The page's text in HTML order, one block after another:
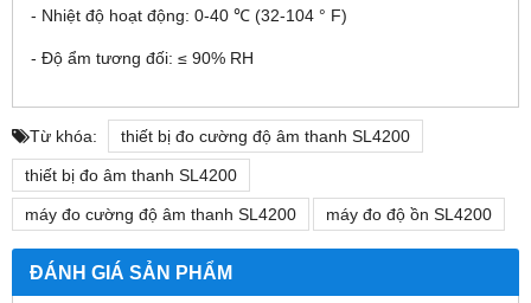
- Nhiệt độ hoạt động: 0-40 ℃ (32-104 ° F)
- Độ ẩm tương đối: ≤ 90% RH
Từ khóa: thiết bị đo cường độ âm thanh SL4200
thiết bị đo âm thanh SL4200
máy đo cường độ âm thanh SL4200 máy đo độ ồn SL4200
ĐÁNH GIÁ SẢN PHẨM